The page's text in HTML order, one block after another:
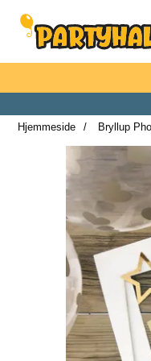
Startsiden for
Hjemmeside
Bryllup